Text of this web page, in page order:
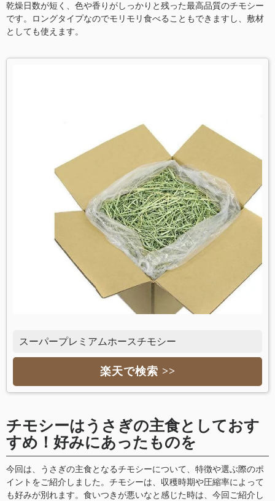
乾燥日数が短く、色や香りがしっかりと残った最高品質のチモシー
です。ロングタイプなのでモリモリ食べることもできますし、敷材
としても使えます。
スーパープレミアムホースチモシー
楽天で検索 >>
チモシーはうさぎの主食としておす
すめ！好みにあったものを
今回は、うさぎの主食となるチモシーについて、特徴や選ぶ際のポ
イントをご紹介しました。チモシーは、収穫時期や圧縮率によって
も好みが別れます。食いつきが悪いなと感じた時は、今回ご紹介し